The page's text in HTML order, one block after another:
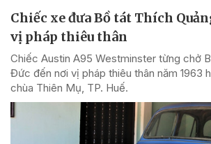
Chiếc xe đưa Bồ tát Thích
vị pháp thiêu thân
Chiếc Austin A95 Westminster từng chở
Đức đến nơi vị pháp thiêu thân năm 1963
chùa Thiên Mụ, TP. Huế.